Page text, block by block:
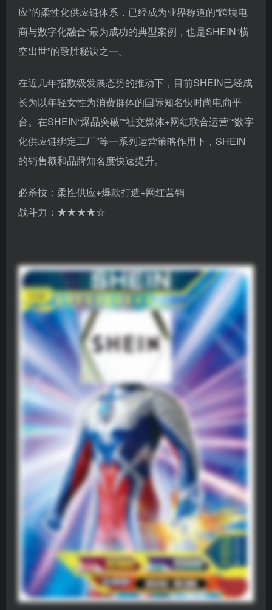
应”的柔性化供应链体系，已经成为业界称道的“跨境电
商与数字化融合”最为成功的典型案例，也是SHEIN“横
空出世”的致胜秘诀之一。
在近几年指数级发展态势的推动下，目前SHEIN已经成
长为以年轻女性为消费群体的国际知名快时尚电商平
台。在SHEIN“爆品突破”“社交媒体+网红联合运营”“数字
化供应链绑定工厂”等一系列运营策略作用下，SHEIN
的销售额和品牌知名度快速提升。
必杀技：柔性供应+爆款打造+网红营销
战斗力：★★★★☆